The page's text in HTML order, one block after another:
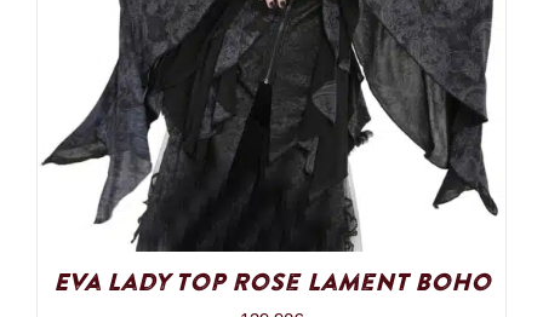
Eva Lady Top Rose Lament Boho